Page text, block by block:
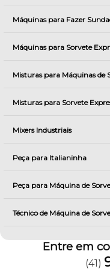
Máquinas para Fazer
Máquinas para Sorvete
Misturas para Máquinas de
Misturas para Sorvete
Mixers Industriais
Peça para Italianinha
Peça para Máquina de
Técnico de Máquina de
Entre em
(41)